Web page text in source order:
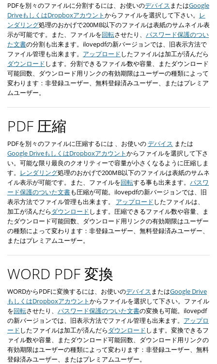
PDFを別々のファイルに分割するには、お使いのデバイスまたはGoogle
DriveもしくはDropboxアカウントからファイルを選択して下さい。
レ
ンダリング処理のおかげで200MB以下のファイルは表紙のサムネイル表
示が可能です。また、ファイルを回転させたり、 パスワード保護のつい
た文書の分割も出来ます。ilovepdfの新バージョンでは、旧表示方法で
ファイル管理も出来ます。 アップロードしたファイルは加工が済んだら
ダウンロードします。分割できるファイル数や容量、またダウンロード
可能回数、ダウンロード用リンクの有効期限はユーザーの種類によって
変わります：非登録ユーザー、無料登録済みユーザー、またはプレミア
ムユーザー。
PDF 圧縮
PDFを別々のファイルに圧縮するには 、お使いのデバイス または
Google DriveもしくはDropboxアカウントからファイルを選択して下さ
い。可能な限り最良のクオリティーで容量が小さくなるように圧縮しま
す。
レンダリング処理のおかげで200MB以下のファイルは表紙のサムネ
イル表示が可能です。また、ファイルを回転する事も出来ます。 パスワ
ード保護のついた文書も圧縮が可能。ilovepdfの新バージョンでは、旧
表示方法でファイル管理も出来ます。 アップロードしたファイルは、
加工が済んだらダウンロードします。圧縮できるファイル数や容量、ま
たダウンロード可能回数、ダウンロード用リンクの有効期限はユーザー
の種類によって変わります：非登録ユーザー、無料登録済みユーザー、
またはプレミアムユーザー。
WORD PDF 変換
WORDからPDFに変換するには、お使いのデバイスまたはGoogle Drive
もしくはDropboxアカウントからファイルを選択して下さい。ファイル
を回転させたり、 パスワード保護のついた文書の変換も可能。ilovepdf
の新バージョンでは、旧表示方法でファイル管理も出来ます。 アップロ
ードしたファイルは加工が済んだらダウンロードします。変換できるフ
ァイル数や容量、またダウンロード可能回数、ダウンロード用リンクの
有効期限はユーザーの種類によって変わります：非登録ユーザー、無料
登録済みユーザー、またはプレミアムユーザー。